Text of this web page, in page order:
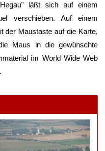
" läßt sich auf einem
verschieben. Auf einem
der Maustaste auf die Karte,
Maus in die gewünschte
im World Wide Web